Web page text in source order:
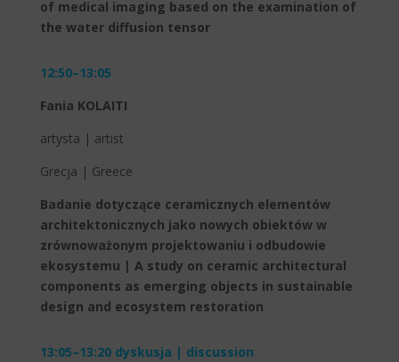
of medical imaging based on the examination of
the water diffusion tensor
12:50–13:05
Fania KOLAITI
artysta | artist
Grecja | Greece
Badanie dotyczące ceramicznych elementów
architektonicznych jako nowych obiektów w
zrównoważonym projektowaniu i odbudowie
ekosystemu | A study on ceramic architectural
components as emerging objects in sustainable
design and ecosystem restoration
13:05–13:20 dyskusja | discussion